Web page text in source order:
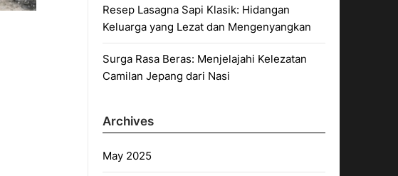
Resep Lasagna Sapi Klasik: Hidangan
Keluarga yang Lezat dan Mengenyangkan
Surga Rasa Beras: Menjelajahi Kelezatan
Camilan Jepang dari Nasi
Archives
May 2025